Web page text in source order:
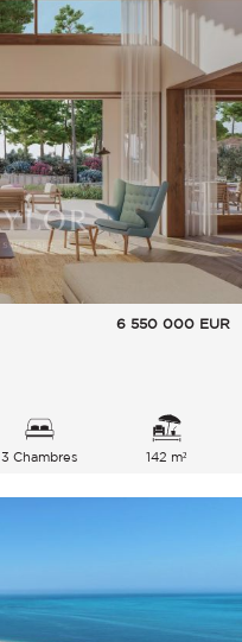
6 550 000 EUR
3 Chambres 142 m²